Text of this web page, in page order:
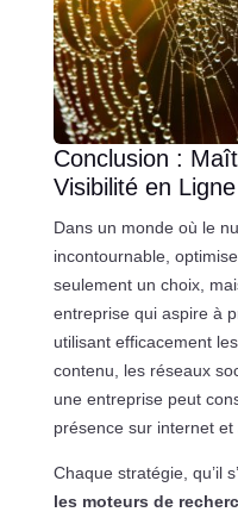
Conclusion :
Visibilité en Ligne
Dans un monde où le
incontournable,
seulement un choix,
entreprise qui aspire à
utilisant efficacement
contenu, les réseaux
une entreprise peut
présence sur internet
Chaque stratégie, qu’il
les moteurs de